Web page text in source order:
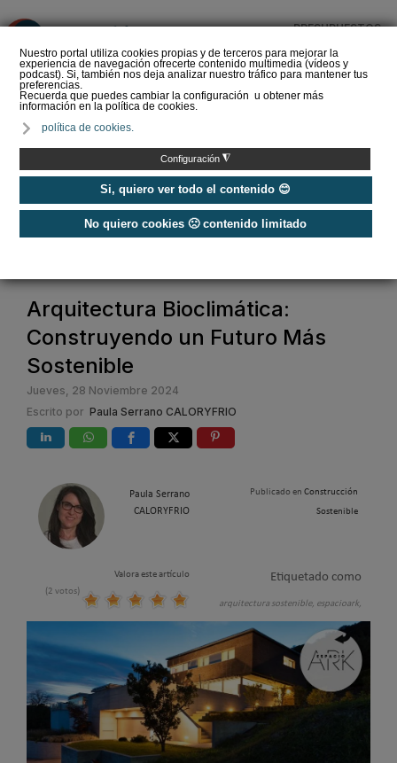
Nuestro portal utiliza cookies propias y de terceros para mejorar la
experiencia de navegación ofrecerte contenido multimedia (vídeos y
podcast). Si, también nos deja analizar nuestro tráfico para mantener tus
preferencias.
Recuerda que puedes cambiar la configuración u obtener más
información en la política de cookies.
política de cookies.
Configuración ◮
Si, quiero ver todo el contenido 😊
No quiero cookies 🙁 contenido limitado
PRESUPUESTOS
influye en el aislamiento
de un…
Construcción Sostenible
/
Arquitectura Bioclimática:
Construyendo un Futuro Más
Sostenible
Jueves, 28 Noviembre 2024
Escrito por Paula Serrano CALORYFRIO
Paula Serrano
CALORYFRIO
Publicado en Construcción
Sostenible
Valora este artículo
(2 votos)
Etiquetado como
arquitectura sostenible, espacioark,